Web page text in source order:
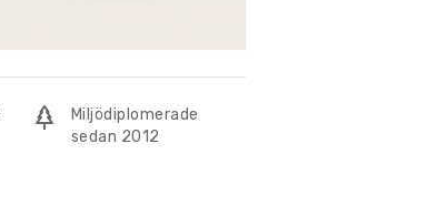
Miljödiplomerade
sedan 2012